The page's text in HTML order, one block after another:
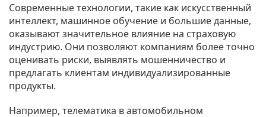
Современные технологии, такие как искусственный
интеллект, машинное обучение и большие данные,
оказывают значительное влияние на страховую
индустрию. Они позволяют компаниям более точно
оценивать риски, выявлять мошенничество и
предлагать клиентам индивидуализированные
продукты.
Например, телематика в автомобильном